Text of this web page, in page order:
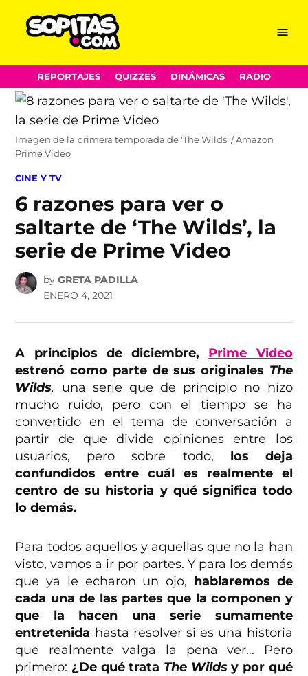
Skip
to
content
Menu
REPORTAJES QUIZZES DINÁMICAS RADIO
Imagen de la primera temporada de 'The Wilds' / Amazon
Prime Video
POSTED
CINE Y TV
6 razones para ver o
saltarte de ‘The Wilds’, la
serie de Prime Video
by GRETA PADILLA
ENERO 4, 2021
A principios de diciembre, Prime Video
estrenó como parte de sus originales The
Wilds,
una serie que de principio no hizo
mucho ruido, pero con el tiempo se ha
convertido en el tema de conversación a
partir de que divide opiniones entre los
usuarios, pero sobre todo, los deja
confundidos entre cuál es realmente el
centro de su historia y qué significa todo
lo demás.
Para todos aquellos y aquellas que no la han
visto, vamos a ir por partes. Y para los demás
que ya le echaron un ojo, hablaremos de
cada una de las partes que la componen y
que la hacen una serie sumamente
entretenida hasta resolver si es una historia
que realmente valga la pena ver… Pero
primero: ¿De qué trata The Wildsy por qué